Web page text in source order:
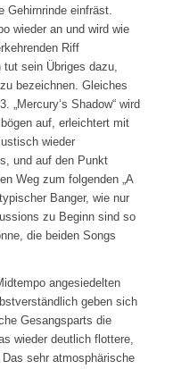
Gehirnrinde einfräst.
wieder an und wird wie
Riff
tut sein Übriges dazu,
bezeichnen. Gleiches
„Mercury‘s Shadow“ wird
auf, erleichtert mit
wieder
und auf den Punkt
Weg zum folgenden „A
Banger, wie nur
zu Beginn sind so
die beiden Songs
angesiedelten
geben sich
Gesangsparts die
wieder deutlich flottere,
sehr atmosphärische